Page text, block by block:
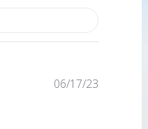
Published
06/17/23